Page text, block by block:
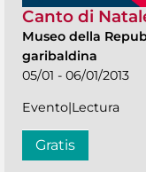
Canto di
Museo della
garibaldina
05/01 - 06/01/2013
Evento|Lectura
Gratis